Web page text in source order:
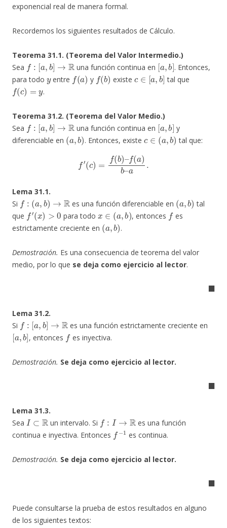
exponencial real de manera formal.
Recordemos los siguientes resultados de Cálculo.
Teorema 31.1. (Teorema del Valor Intermedio.)
Sea
f:[a,b ]→ R
una función continua en
[a,b]
. Entonces,
para todo
y
entre
f(a)
y
f(b)
existe
c∈ [a, b]
tal que
f(c)= y
.
Teorema 31.2. (Teorema del Valor Medio.)
Sea
f:[a,b ]→R
una función continua en
[a b]
y
diferenciable en
(a, b)
. Entonces, existe
c ∈ a,b)
tal que:
)–f(a b–a
Lema 31.1.
Si
f:(a,b )→
es una función diferenciable en
(a b)
tal
que
f′(x)>0
para todo
x∈(a,b)
, entonces
f
es
estrictamente creciente en
(a, b)
.
Demostración. Es una consecuencia de teorema del valor
medio, por lo que se deja como ejercicio al lector.
◼
Lema 31.2.
Si
f:[a,b ]→
es una función estrictamente creciente en
[a ,b]
, entonces
f
es inyectiva.
Demostración. Se deja como ejercicio al lector.
◼
Lema 31.3.
Sea
I⊂R
un intervalo. Si
f: →R
es una función
continua e inyectiva. Entonces
f− 1
es continua.
Demostración. Se deja como ejercicio al lector.
◼
Puede consultarse la prueba de estos resultados en alguno
de los siguientes textos: